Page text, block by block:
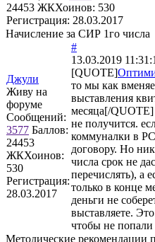
24453 ЖКХоинов: 530
Регистрация: 28.03.2017
Начисление за СИР 1го числа
Джули
Живу на
форуме
Сообщений:
3577 Баллов:
24453
ЖКХоинов:
530
Регистрация:
28.03.2017
#
13.03.2019
[QUOTE]
то мы как
выставления
месяца[/QUOTE]
не получится.
коммуналки в
договору. Но
числа срок не
перечислять), а
только в конце
деньги не
выставляете.
чтобы не попали
Методические рекомендации